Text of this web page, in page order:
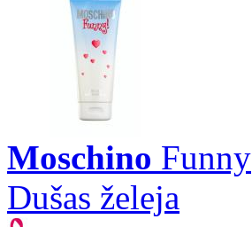
Moschino Funny
Dušas želeja